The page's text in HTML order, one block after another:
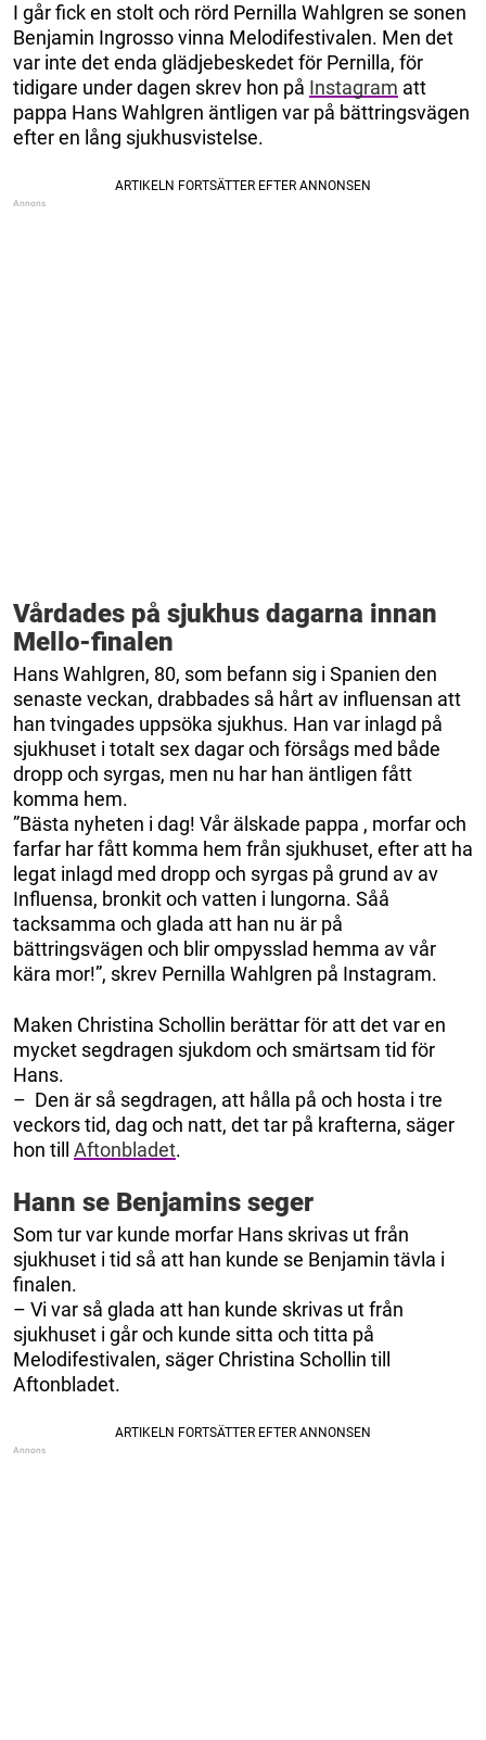
I går fick en stolt och rörd Pernilla Wahlgren se sonen
Benjamin Ingrosso vinna Melodifestivalen. Men det
var inte det enda glädjebeskedet för Pernilla, för
tidigare under dagen skrev hon på Instagram att
pappa Hans Wahlgren äntligen var på bättringsvägen
efter en lång sjukhusvistelse.
Vårdades på sjukhus dagarna innan
Mello-finalen
Hans Wahlgren, 80, som befann sig i Spanien den
senaste veckan, drabbades så hårt av influensan att
han tvingades uppsöka sjukhus. Han var inlagd på
sjukhuset i totalt sex dagar och försågs med både
dropp och syrgas, men nu har han äntligen fått
komma hem.
”Bästa nyheten i dag! Vår älskade pappa , morfar och
farfar har fått komma hem från sjukhuset, efter att ha
legat inlagd med dropp och syrgas på grund av av
Influensa, bronkit och vatten i lungorna. Såå
tacksamma och glada att han nu är på
bättringsvägen och blir ompysslad hemma av vår
kära mor!”, skrev Pernilla Wahlgren på Instagram.
Maken Christina Schollin berättar för att det var en
mycket segdragen sjukdom och smärtsam tid för
Hans.
– Den är så segdragen, att hålla på och hosta i tre
veckors tid, dag och natt, det tar på krafterna, säger
hon till Aftonbladet.
Hann se Benjamins seger
Som tur var kunde morfar Hans skrivas ut från
sjukhuset i tid så att han kunde se Benjamin tävla i
finalen.
– Vi var så glada att han kunde skrivas ut från
sjukhuset i går och kunde sitta och titta på
Melodifestivalen, säger Christina Schollin till
Aftonbladet.